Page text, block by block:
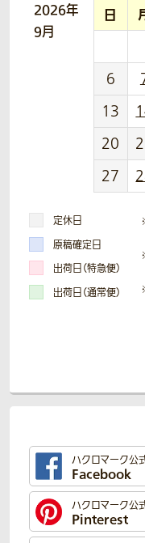
2026年
9月
日
6
13
20
27
定休日
原稿確定日
出荷日（特急便）
出荷日（通常便）
ハクロマーク公
Facebook
ハクロマーク公
Pinterest